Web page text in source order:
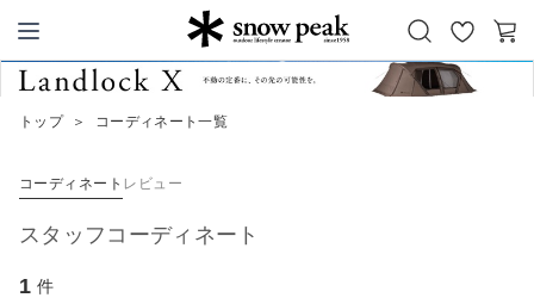
Snow Peak
お
気
カ
トップ ＞ コーディネート一覧
コーディネート レビュー
スタッフコーディネート
1 件